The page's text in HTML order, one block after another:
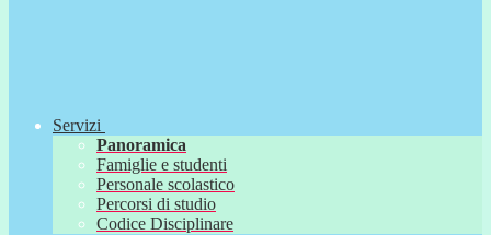
Servizi
Panoramica
Famiglie e studenti
Personale scolastico
Percorsi di studio
Codice Disciplinare